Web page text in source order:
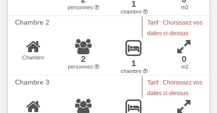
personnes 1
chambre
m2
Chambre 2
Tarif : Choisissez vos
dates ci-dessus
Chambre 2
personnes 1
chambre
0
m2
Chambre 3
Tarif : Choisissez vos
dates ci-dessus